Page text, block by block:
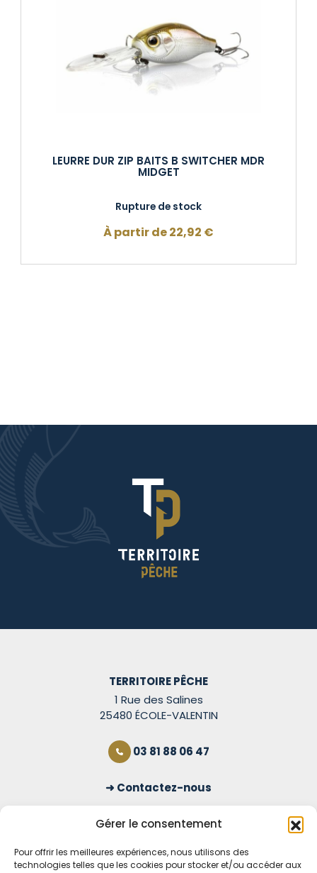
Gérer le consentement
Pour offrir les meilleures expériences, nous utilisons des
technologies telles que les cookies pour stocker et/ou accéder aux
LEURRE DUR ZIP BAITS B SWITCHER MDR
MIDGET
Rupture de stock
À partir de22,92 €
TERRITOIRE PÊCHE
1 Rue des Salines
25480 ÉCOLE-VALENTIN
03 81 88 06 47
Contactez-nous